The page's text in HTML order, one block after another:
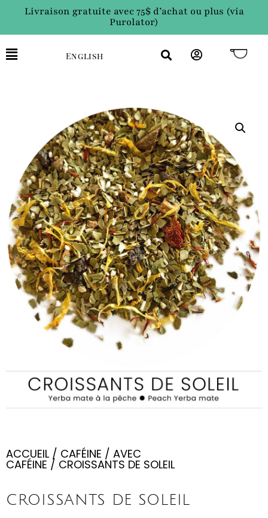
Livraison gratuite avec 75$ d’achat ou plus (via
Purolator)
English
ACCUEIL / CAFÉINE / AVEC
CAFÉINE / CROISSANTS DE SOLEIL
CROISSANTS DE SOLEIL